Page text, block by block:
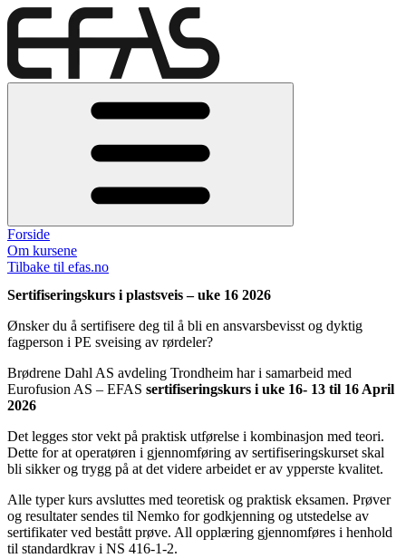
Forside
Om kursene
Tilbake til efas.no
Sertifiseringskurs i plastsveis – uke 16 2026
Ønsker du å sertifisere deg til å bli en ansvarsbevisst og dyktig
fagperson i PE sveising av rørdeler?
Brødrene Dahl AS avdeling Trondheim har i samarbeid med
Eurofusion AS – EFAS sertifiseringskurs i uke 16- 13 til 16 April
2026
Det legges stor vekt på praktisk utførelse i kombinasjon med teori.
Dette for at operatøren i gjennomføring av sertifiseringskurset skal
bli sikker og trygg på at det videre arbeidet er av ypperste kvalitet.
Alle typer kurs avsluttes med teoretisk og praktisk eksamen. Prøver
og resultater sendes til Nemko for godkjenning og utstedelse av
sertifikater ved bestått prøve. All opplæring gjennomføres i henhold
til standardkrav i NS 416-1-2.